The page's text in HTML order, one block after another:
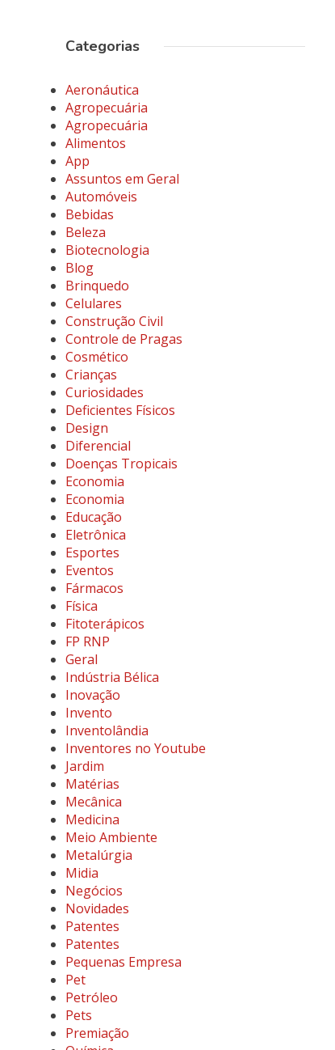
Categorias
Aeronáutica
Agropecuária
Agropecuária
Alimentos
App
Assuntos em Geral
Automóveis
Bebidas
Beleza
Biotecnologia
Blog
Brinquedo
Celulares
Construção Civil
Controle de Pragas
Cosmético
Crianças
Curiosidades
Deficientes Físicos
Design
Diferencial
Doenças Tropicais
Economia
Economia
Educação
Eletrônica
Esportes
Eventos
Fármacos
Física
Fitoterápicos
FP RNP
Geral
Indústria Bélica
Inovação
Invento
Inventolândia
Inventores no Youtube
Jardim
Matérias
Mecânica
Medicina
Meio Ambiente
Metalúrgia
Midia
Negócios
Novidades
Patentes
Patentes
Pequenas Empresa
Pet
Petróleo
Pets
Premiação